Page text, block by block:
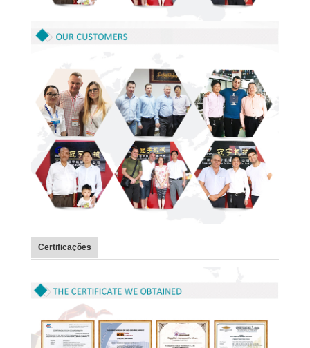
Certificações